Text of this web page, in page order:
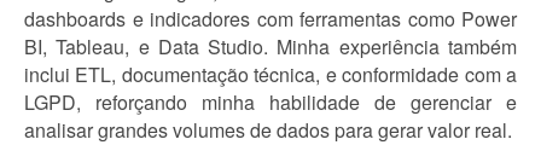
dashboards e indicadores com ferramentas como Power
BI, Tableau, e Data Studio. Minha experiência também
inclui ETL, documentação técnica, e conformidade com a
LGPD, reforçando minha habilidade de gerenciar e
analisar grandes volumes de dados para gerar valor real.